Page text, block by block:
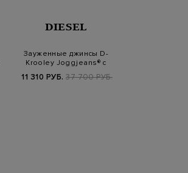
DIESEL
Зауженные джинсы D-
Krooley Joggjeans® с
11 310 РУБ. 37 700 РУБ.